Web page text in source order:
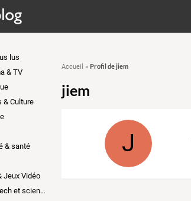
lus
& TV
& Culture
& santé
Jeux Vidéo
et sciences
Accueil » Profil de jiem
jiem
J